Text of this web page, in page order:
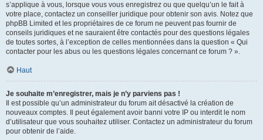
s’applique à vous, lorsque vous vous enregistrez ou que quelqu’un le fait à
votre place, contactez un conseiller juridique pour obtenir son avis. Notez que
phpBB Limited et les propriétaires de ce forum ne peuvent pas fournir de
conseils juridiques et ne sauraient être contactés pour des questions légales
de toutes sortes, à l’exception de celles mentionnées dans la question « Qui
contacter pour les abus ou les questions légales concernant ce forum ? ».
Haut
Je souhaite m’enregistrer, mais je n’y parviens pas !
Il est possible qu’un administrateur du forum ait désactivé la création de
nouveaux comptes. Il peut également avoir banni votre IP ou interdit le nom
d’utilisateur que vous souhaitez utiliser. Contactez un administrateur du forum
pour obtenir de l’aide.